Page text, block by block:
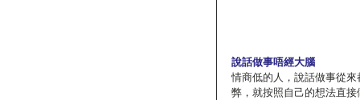
說話做事唔經大腦
情商低的人，說話做事從
弊，就按照自己的想法直接